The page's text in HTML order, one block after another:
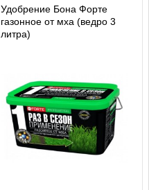
Удобрение Бона Форте
газонное от мха (ведро 3
литра)